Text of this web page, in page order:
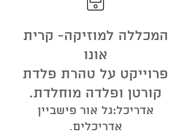
המכללה למוזיקה- קרית
אונו
פרוייקט על טהרת פלדת
קורטן ופלדה מוחלדת.
אדריכל:גל אור פישביין
אדריכלים.